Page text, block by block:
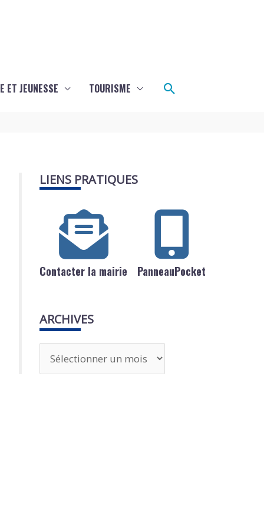
ET JEUNESSE TOURISME Rechercher
LIENS PRATIQUES
Contacter la mairie PanneauPocket
ARCHIVES
r